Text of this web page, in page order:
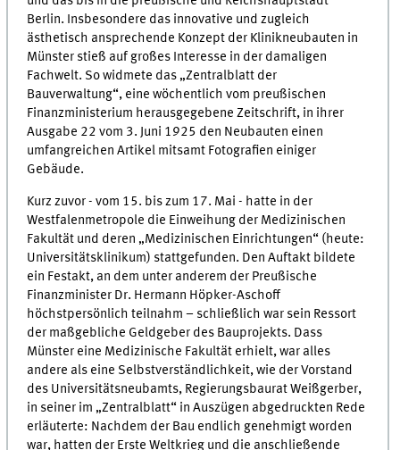
Berlin. Insbesondere das innovative und zugleich
ästhetisch ansprechende Konzept der Klinikneubauten in
Münster stieß auf großes Interesse in der damaligen
Fachwelt. So widmete das „Zentralblatt der
Bauverwaltung“, eine wöchentlich vom preußischen
Finanzministerium herausgegebene Zeitschrift, in ihrer
Ausgabe 22 vom 3. Juni 1925 den Neubauten einen
umfangreichen Artikel mitsamt Fotografien einiger
Gebäude.
Kurz zuvor - vom 15. bis zum 17. Mai - hatte in der
Westfalenmetropole die Einweihung der Medizinischen
Fakultät und deren „Medizinischen Einrichtungen“ (heute:
Universitätsklinikum) stattgefunden. Den Auftakt bildete
ein Festakt, an dem unter anderem der Preußische
Finanzminister Dr. Hermann Höpker-Aschoff
höchstpersönlich teilnahm – schließlich war sein Ressort
der maßgebliche Geldgeber des Bauprojekts. Dass
Münster eine Medizinische Fakultät erhielt, war alles
andere als eine Selbstverständlichkeit, wie der Vorstand
des Universitätsneubamts, Regierungsbaurat Weißgerber,
in seiner im „Zentralblatt“ in Auszügen abgedruckten Rede
erläuterte: Nachdem der Bau endlich genehmigt worden
war, hatten der Erste Weltkrieg und die anschließende